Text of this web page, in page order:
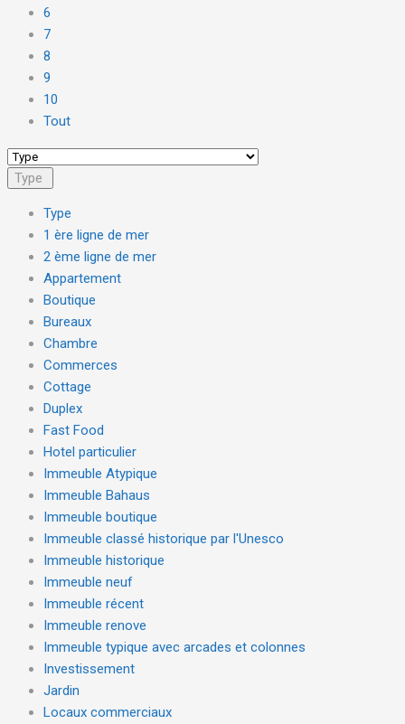
6
7
8
9
10
Tout
Type
Type
1 ère ligne de mer
2 ème ligne de mer
Appartement
Boutique
Bureaux
Chambre
Commerces
Cottage
Duplex
Fast Food
Hotel particulier
Immeuble Atypique
Immeuble Bahaus
Immeuble boutique
Immeuble classé historique par l'Unesco
Immeuble historique
Immeuble neuf
Immeuble récent
Immeuble renove
Immeuble typique avec arcades et colonnes
Investissement
Jardin
Locaux commerciaux